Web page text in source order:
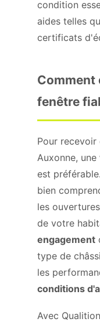
condition
aides telles
certificats
Comment
fenêtre
Pour recevoir
Auxonne, une
est
bien
les
de votre
engagement
type de
les
conditions
Avec